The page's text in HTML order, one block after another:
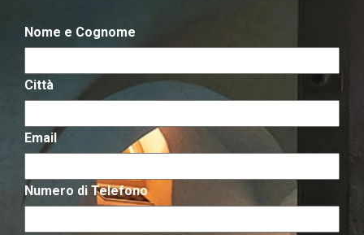
Nome e Cognome
Città
Email
Numero di Telefono